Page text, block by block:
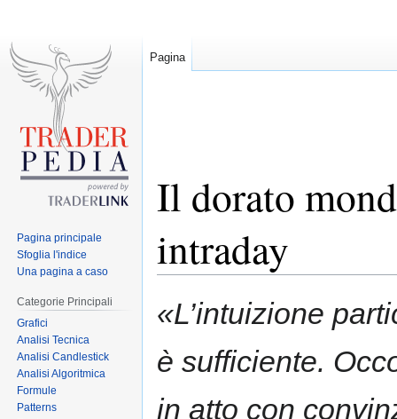
Il dorato
intraday
to
to
«L’intuizione
è sufficiente.
in atto con
Pagina
Pagina principale
Sfoglia l'indice
Una pagina a caso
Categorie Principali
Grafici
Analisi Tecnica
Analisi Candlestick
Analisi Algoritmica
Formule
Patterns